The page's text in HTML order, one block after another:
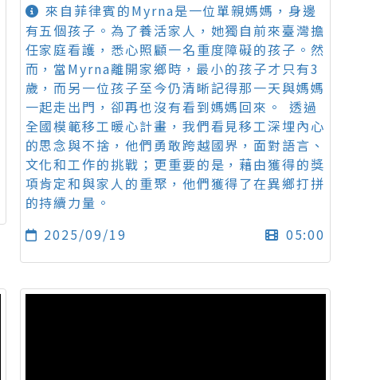
來自菲律賓的Myrna是一位單親媽媽，身邊
有五個孩子。為了養活家人，她獨自前來臺灣擔
任家庭看護，悉心照顧一名重度障礙的孩子。然
而，當Myrna離開家鄉時，最小的孩子才只有3
歲，而另一位孩子至今仍清晰記得那一天與媽媽
一起走出門，卻再也沒有看到媽媽回來。 透過
全國模範移工暖心計畫，我們看見移工深埋內心
的思念與不捨，他們勇敢跨越國界，面對語言、
文化和工作的挑戰；更重要的是，藉由獲得的獎
項肯定和與家人的重聚，他們獲得了在異鄉打拼
的持續力量。
2025/09/19
05:00